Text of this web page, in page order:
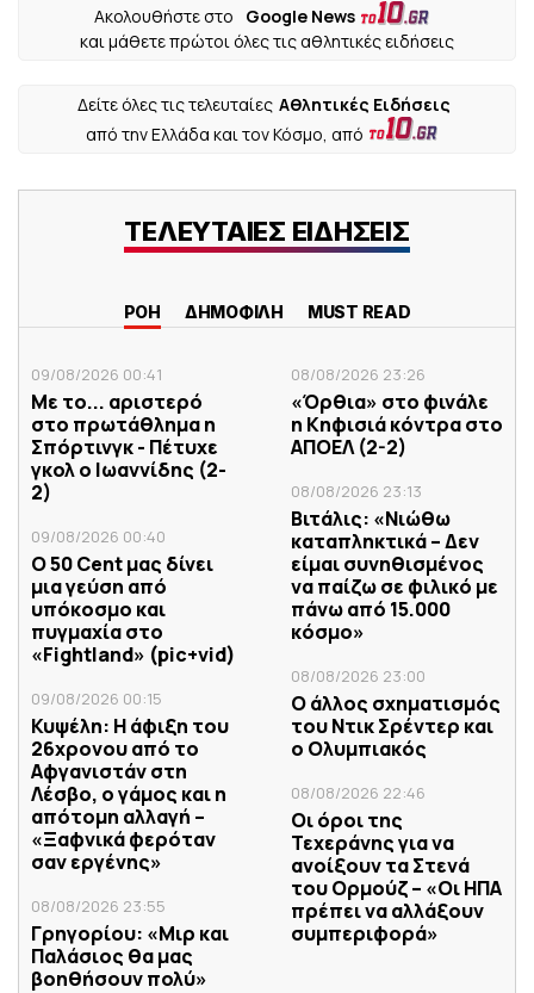
Ακολουθήστε στο
Google News
και μάθετε πρώτοι όλες τις αθλητικές ειδήσεις
Δείτε όλες τις τελευταίες Αθλητικές Ειδήσεις
από την Ελλάδα και τον Κόσμο, από
ΤΕΛΕΥΤΑΙΕΣ ΕΙΔΗΣΕΙΣ
ΡΟΗ ΔΗΜΟΦΙΛΗ MUST READ
09/08/2026 00:41
Με το... αριστερό
στο πρωτάθλημα η
Σπόρτινγκ - Πέτυχε
γκολ ο Ιωαννίδης (2-
2)
09/08/2026 00:40
Ο 50 Cent μας δίνει
μια γεύση από
υπόκοσμο και
πυγμαχία στο
«Fightland» (pic+vid)
09/08/2026 00:15
Κυψέλη: Η άφιξη του
26χρονου από το
Αφγανιστάν στη
Λέσβο, ο γάμος και η
απότομη αλλαγή –
«Ξαφνικά φερόταν
σαν εργένης»
08/08/2026 23:55
Γρηγορίου: «Μιρ και
Παλάσιος θα μας
βοηθήσουν πολύ»
08/08/2026 23:26
«Όρθια» στο φινάλε
η Κηφισιά κόντρα στο
ΑΠΟΕΛ (2-2)
08/08/2026 23:13
Βιτάλις: «Νιώθω
καταπληκτικά – Δεν
είμαι συνηθισμένος
να παίζω σε φιλικό με
πάνω από 15.000
κόσμο»
08/08/2026 23:00
Ο άλλος σχηματισμός
του Ντικ Σρέντερ και
ο Ολυμπιακός
08/08/2026 22:46
Οι όροι της
Τεχεράνης για να
ανοίξουν τα Στενά
του Ορμούζ – «Οι ΗΠΑ
πρέπει να αλλάξουν
συμπεριφορά»